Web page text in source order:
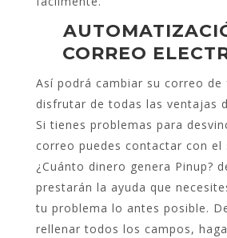
CORREO
Así podrá cambiar su correo
disfrutar de todas las ventajas
Si tienes problemas para
correo puedes contactar con el
¿Cuánto dinero genera Pinup?
prestarán la ayuda que
tu problema lo antes posible.
rellenar todos los campos,